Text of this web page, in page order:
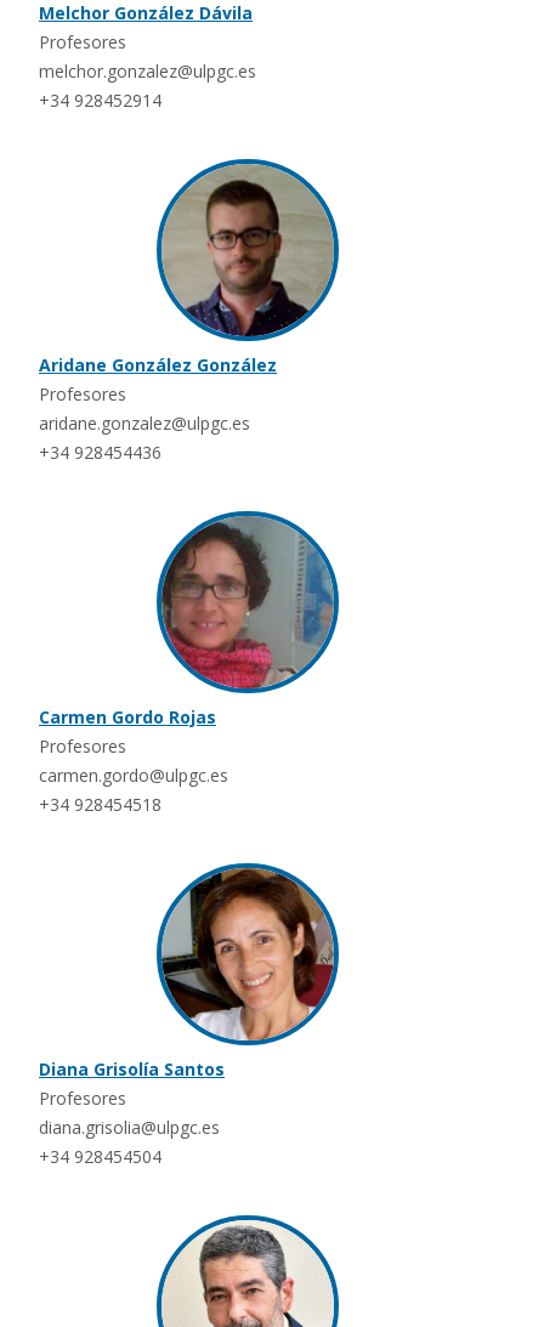
Melchor González Dávila
Profesores
melchor.gonzalez@ulpgc.es
+34 928452914
Aridane González González
Profesores
aridane.gonzalez@ulpgc.es
+34 928454436
Carmen Gordo Rojas
Profesores
carmen.gordo@ulpgc.es
+34 928454518
Diana Grisolía Santos
Profesores
diana.grisolia@ulpgc.es
+34 928454504